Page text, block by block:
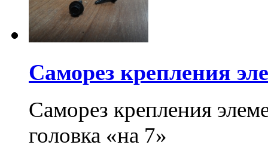
Саморез крепления
Саморез крепления
головка «на 7»